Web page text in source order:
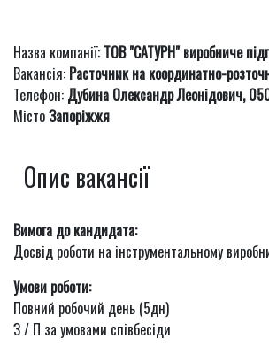
Назва компанії: ТОВ "САТУРН" виробниче
Вакансія: Расточник на координатно-
Телефон: Дубина Олександр Леонідович,
МістоЗапоріжжя
Опис вакансії
Вимога до кандидата:
Досвід роботи на інструментальному
Умови роботи:
Повний робочий день (5дн)
З / П за умовами співбесіди